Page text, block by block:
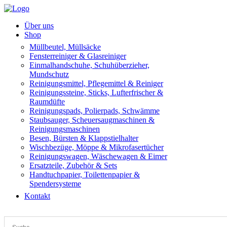
Über uns
Shop
Müllbeutel, Müllsäcke
Fensterreiniger & Glasreiniger
Einmalhandschuhe, Schuhüberzieher,
Mundschutz
Reinigungsmittel, Pflegemittel & Reiniger
Reinigungssteine, Sticks, Lufterfrischer &
Raumdüfte
Reinigungspads, Polierpads, Schwämme
Staubsauger, Scheuersaugmaschinen &
Reinigungsmaschinen
Besen, Bürsten & Klappstielhalter
Wischbezüge, Möppe & Mikrofasertücher
Reinigungswagen, Wäschewagen & Eimer
Ersatzteile, Zubehör & Sets
Handtuchpapier, Toilettenpapier &
Spendersysteme
Kontakt